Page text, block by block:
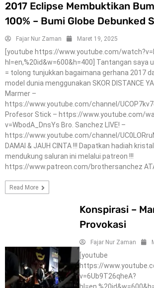
MISTERY-
KONSPIRACY
2017 Eclipse Membuktikan
100% – Bumi Globe Debunked
Fajar Nur Zaman Maret 19, 2025
[youtube https://www.youtube.com/
hl=en,%20id&w=600&h=400] Tantangan saya
= tolong tunjukkan bagaimana gerhana 2017
model dunia menggunakan SKOR DISTANCE
Marmer –
https://www.youtube.com/channel/
Profesor Stick – https://www.youtube.com/
v=WbodA_DnsYs Bro. Sanchez LIVE! –
https://www.youtube.com/channel/
DAMAI & JAUH CINTA !!! Dapatkan hadiah
mendukung saluran ini melalui patreon !!!
https://www.patreon.com/brothersanchez
Read More
Konspirasi –
Provokasi
Fajar Nur Zaman
[youtube
https://
v=6Ub9T26qheA?